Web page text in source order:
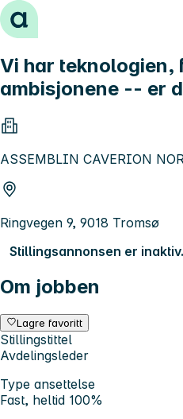
Hopp til innhold
Vi har teknologien,
ambisjonene -- er
ASSEMBLIN CAVERION
Ringvegen 9, 9018 Tromsø
Stillingsannonsen er inaktiv.
Om jobben
Lagre favoritt
Stillingstittel
Avdelingsleder
Type ansettelse
Fast, heltid 100%